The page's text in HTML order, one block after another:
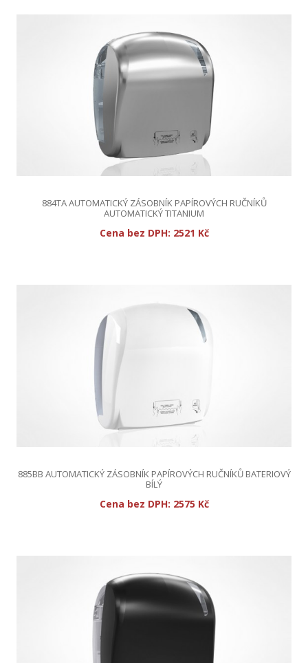
884TA AUTOMATICKÝ ZÁSOBNÍK PAPÍROVÝCH RUČNÍKŮ
AUTOMATICKÝ TITANIUM
Cena bez DPH: 2521 Kč
885BB AUTOMATICKÝ ZÁSOBNÍK PAPÍROVÝCH RUČNÍKŮ BATERIOVÝ
BÍLÝ
Cena bez DPH: 2575 Kč